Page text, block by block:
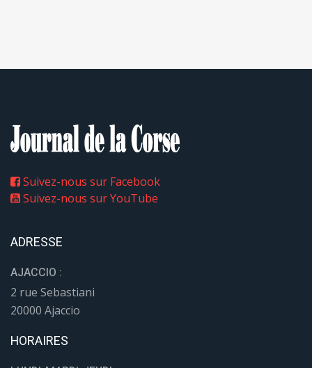
Suivez-nous sur Facebook
Suivez-nous sur YouTube
ADRESSE
AJACCIO :
2 rue Sebastiani
20000 Ajaccio
HORAIRES